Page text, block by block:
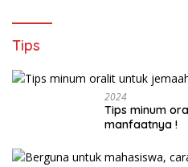
Tips
2024
Tips minum
manfaatnya !